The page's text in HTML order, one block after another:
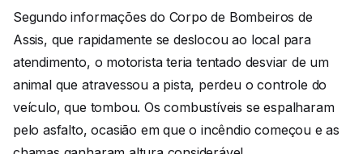
Segundo informações do Corpo de Bombeiros de
Assis, que rapidamente se deslocou ao local para
atendimento, o motorista teria tentado desviar de um
animal que atravessou a pista, perdeu o controle do
veículo, que tombou. Os combustíveis se espalharam
pelo asfalto, ocasião em que o incêndio começou e as